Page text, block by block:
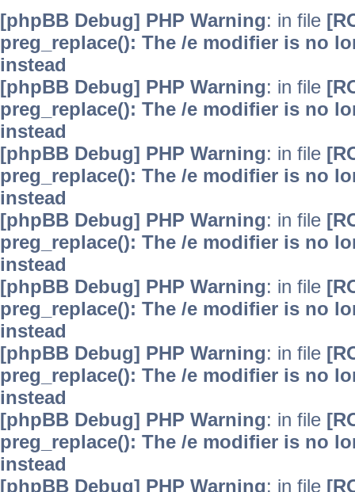
[phpBB Debug] PHP Warning: in file
preg_replace(): The /e modifier is no
instead
[phpBB Debug] PHP Warning: in file
preg_replace(): The /e modifier is no
instead
[phpBB Debug] PHP Warning: in file
preg_replace(): The /e modifier is no
instead
[phpBB Debug] PHP Warning: in file
preg_replace(): The /e modifier is no
instead
[phpBB Debug] PHP Warning: in file
preg_replace(): The /e modifier is no
instead
[phpBB Debug] PHP Warning: in file
preg_replace(): The /e modifier is no
instead
[phpBB Debug] PHP Warning: in file
preg_replace(): The /e modifier is no
instead
[phpBB Debug] PHP Warning: in file